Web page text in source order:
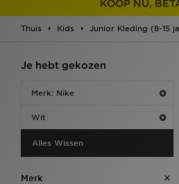
KOOP NU,
Thuis Kids Junior Kleding (8-15
Je hebt gekozen
Merk: Nike
Wit
Alles Wissen
Merk